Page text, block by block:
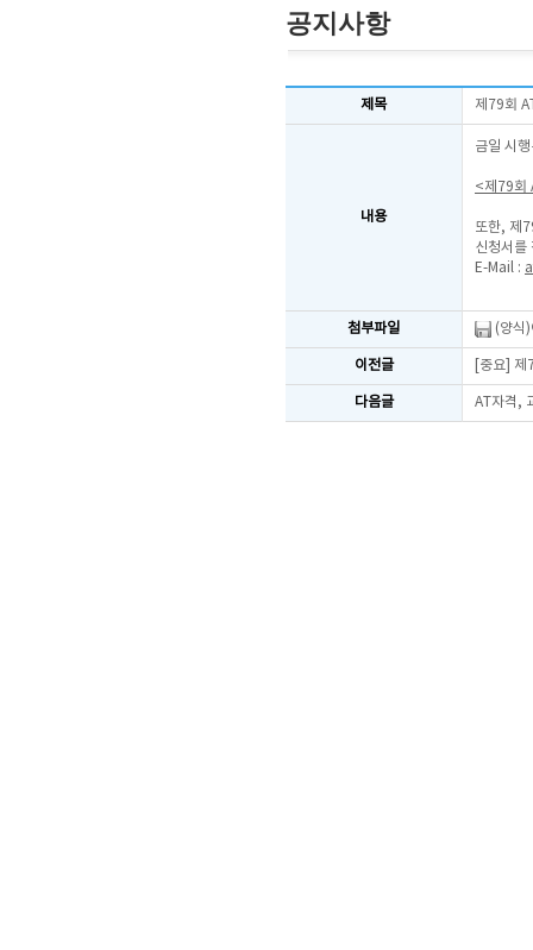
공지사항
제목 제79회
내용
금일 시
<제79회
또한, 제
신청서를
E-Mail :
첨부파일 (양식
이전글 [중요]
다음글 AT자격,